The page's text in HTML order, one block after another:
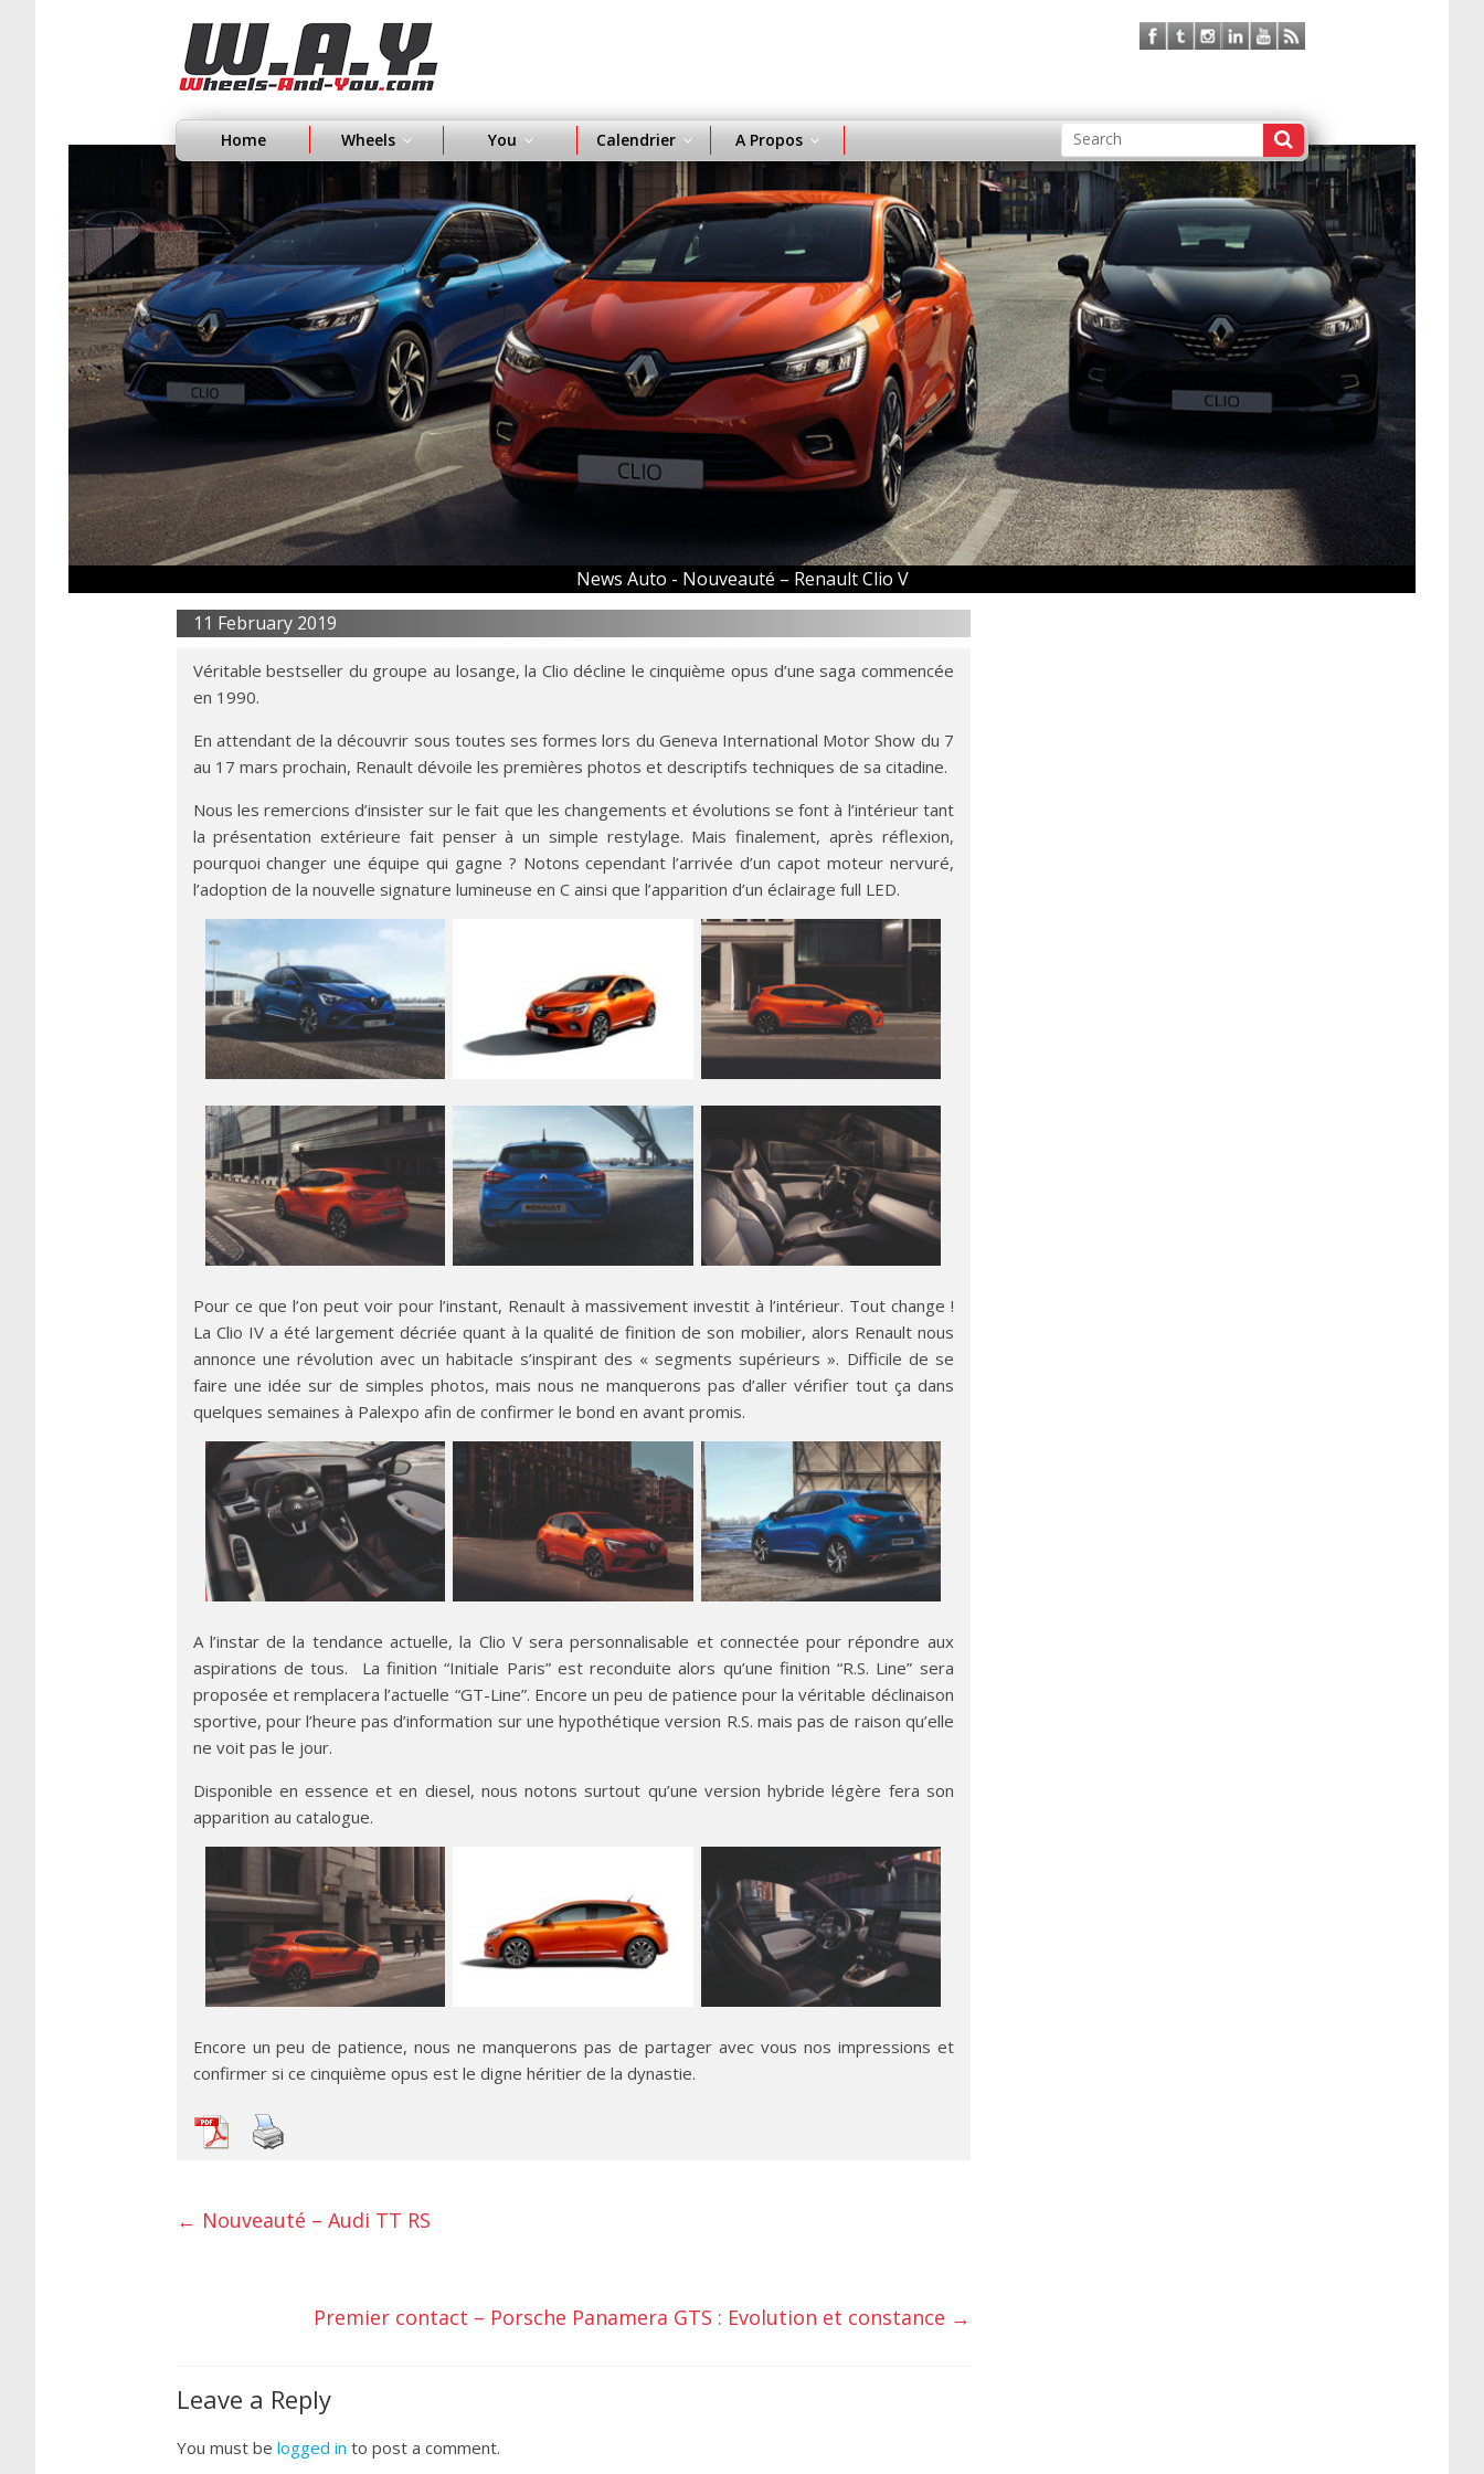
Home Wheels You Calendrier A Propos
News Auto - Nouveauté – Renault Clio V
11 February 2019
Véritable bestseller du groupe au losange, la Clio décline le cinquième opus d’une saga commencée
en 1990.
En attendant de la découvrir sous toutes ses formes lors du Geneva International Motor Show du 7
au 17 mars prochain, Renault dévoile les premières photos et descriptifs techniques de sa citadine.
Nous les remercions d’insister sur le fait que les changements et évolutions se font à l’intérieur tant
la présentation extérieure fait penser à un simple restylage. Mais finalement, après réflexion,
pourquoi changer une équipe qui gagne ? Notons cependant l’arrivée d’un capot moteur nervuré,
l’adoption de la nouvelle signature lumineuse en C ainsi que l’apparition d’un éclairage full LED.
Pour ce que l’on peut voir pour l’instant, Renault à massivement investit à l’intérieur. Tout change !
La Clio IV a été largement décriée quant à la qualité de finition de son mobilier, alors Renault nous
annonce une révolution avec un habitacle s’inspirant des « segments supérieurs ». Difficile de se
faire une idée sur de simples photos, mais nous ne manquerons pas d’aller vérifier tout ça dans
quelques semaines à Palexpo afin de confirmer le bond en avant promis.
A l’instar de la tendance actuelle, la Clio V sera personnalisable et connectée pour répondre aux
aspirations de tous. La finition “Initiale Paris” est reconduite alors qu’une finition “R.S. Line” sera
proposée et remplacera l’actuelle “GT-Line”. Encore un peu de patience pour la véritable déclinaison
sportive, pour l’heure pas d’information sur une hypothétique version R.S. mais pas de raison qu’elle
ne voit pas le jour.
Disponible en essence et en diesel, nous notons surtout qu’une version hybride légère fera son
apparition au catalogue.
Encore un peu de patience, nous ne manquerons pas de partager avec vous nos impressions et
confirmer si ce cinquième opus est le digne héritier de la dynastie.
← Nouveauté – Audi TT RS
Premier contact – Porsche Panamera GTS : Evolution et constance →
Leave a Reply
You must be logged in to post a comment.